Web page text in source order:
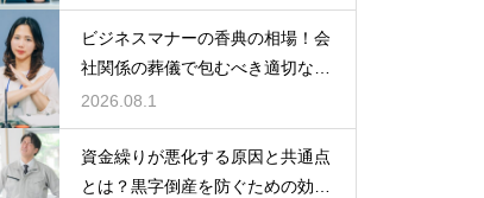
ビジネスマナーの香典の相場！会
社関係の葬儀で包むべき適切な金
額の目安
2026.08.1
資金繰りが悪化する原因と共通点
とは？黒字倒産を防ぐための効果